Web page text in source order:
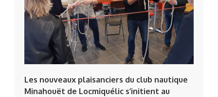
Les nouveaux plaisanciers du club nautique
Minahouët de Locmiquélic s’initient au